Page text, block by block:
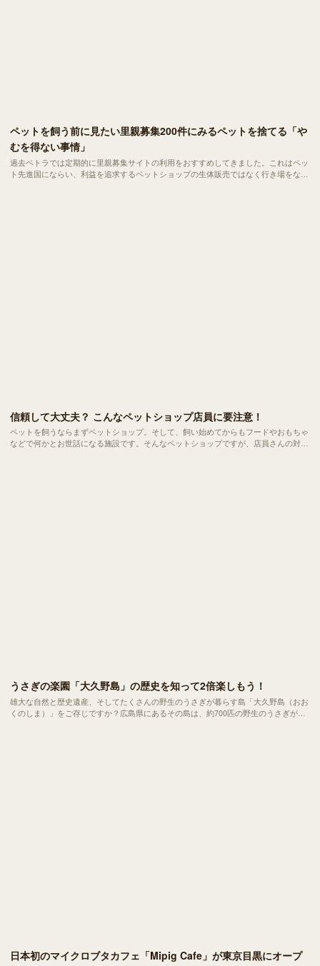
ペットを飼う前に見たい里親募集200件にみるペットを捨てる「や
むを得ない事情」
過去ペトラでは定期的に里親募集サイトの利用をおすすめしてきました。これはペッ
ト先進国にならい、利益を追求するペットショップの生体販売ではなく行き場をなく
信頼して大丈夫？ こんなペットショップ店員に要注意！
ペットを飼うならまずペットショップ。そして、飼い始めてからもフードやおもちゃ
などで何かとお世話になる施設です。そんなペットショップですが、店員さんの対応
うさぎの楽園「大久野島」の歴史を知って2倍楽しもう！
雄大な自然と歴史遺産、そしてたくさんの野生のうさぎが暮らす島「大久野島（おお
くのしま）」をご存じですか？広島県にあるその島は、約700匹の野生のうさぎが生
日本初のマイクロブタカフェ「Mipig Cafe」が東京目黒にオープ